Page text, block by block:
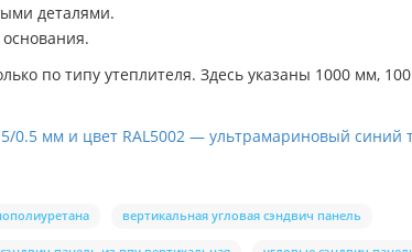
деталями.
по типу утеплителя. Здесь указаны 1000 мм,
0.5 мм и цвет RAL5002 — ультрамариновый синий
вертикальная угловая сэндвич панель